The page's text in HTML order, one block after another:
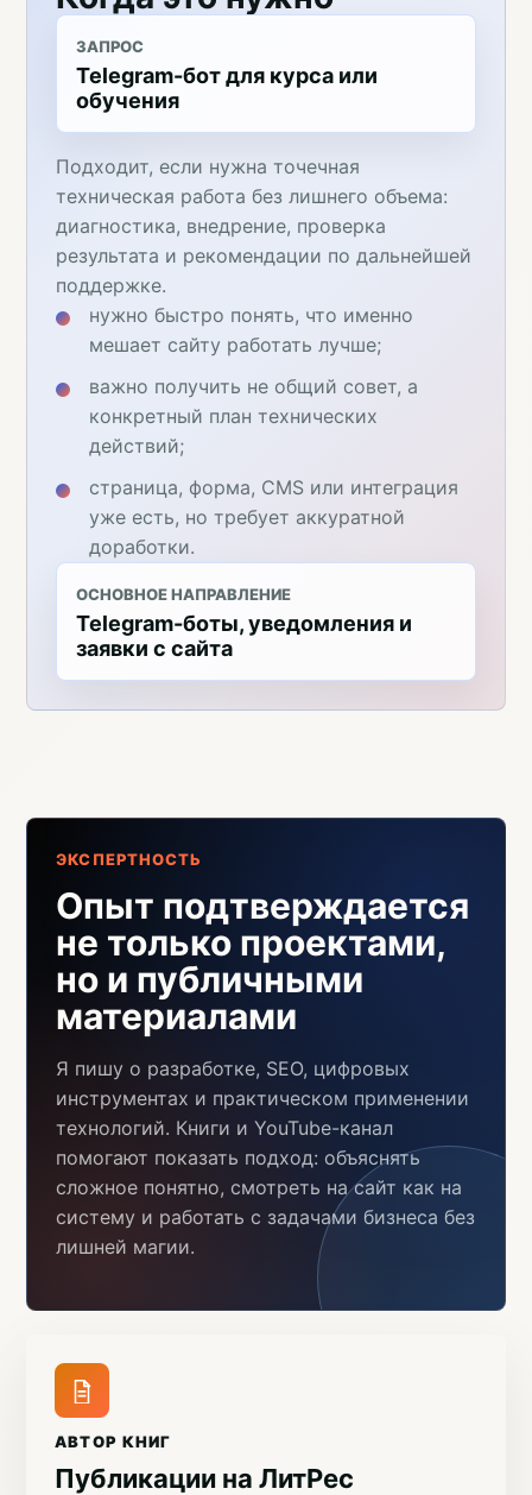
ЗАПРОС
Telegram-бот для курса или
обучения
Подходит, если нужна точечная
техническая работа без лишнего объема:
диагностика, внедрение, проверка
результата и рекомендации по дальнейшей
поддержке.
нужно быстро понять, что именно
мешает сайту работать лучше;
важно получить не общий совет, а
конкретный план технических
действий;
страница, форма, CMS или интеграция
уже есть, но требует аккуратной
доработки.
ОСНОВНОЕ НАПРАВЛЕНИЕ
Telegram-боты, уведомления и
заявки с сайта
ЭКСПЕРТНОСТЬ
Опыт подтверждается
не только проектами,
но и публичными
материалами
Я пишу о разработке, SEO, цифровых
инструментах и практическом применении
технологий. Книги и YouTube-канал
помогают показать подход: объяснять
сложное понятно, смотреть на сайт как на
систему и работать с задачами бизнеса без
лишней магии.
АВТОР КНИГ
Публикации на ЛитРес